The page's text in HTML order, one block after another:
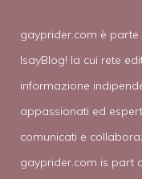
gayprider.com è parte
IsayBlog! la cui rete
informazione
appassionati ed
comunicati e
gayprider.com is part